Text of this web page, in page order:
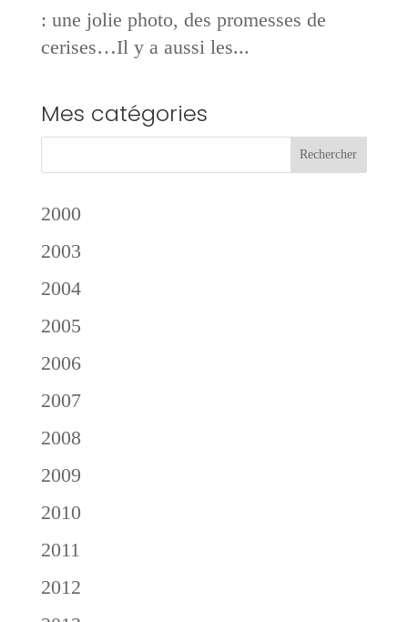
: une jolie photo, des promesses de
cerises…Il y a aussi les...
Mes catégories
2000
2003
2004
2005
2006
2007
2008
2009
2010
2011
2012